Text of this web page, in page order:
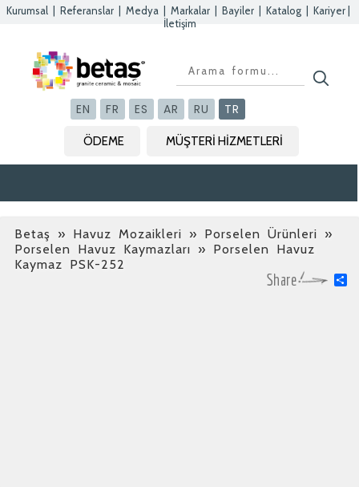
Kurumsal Referanslar Medya Markalar Bayiler Katalog Kariyer
İletişim
EN FR ES AR RU TR
ÖDEME MÜŞTERİ HİZMETLERİ
Betaş » Havuz Mozaikleri » Porselen Ürünleri »
Porselen Havuz Kaymazları » Porselen Havuz
Kaymaz PSK-252